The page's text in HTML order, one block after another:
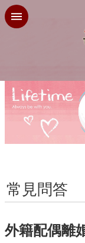
跳到主要內容區塊
常見問答
外籍配偶離